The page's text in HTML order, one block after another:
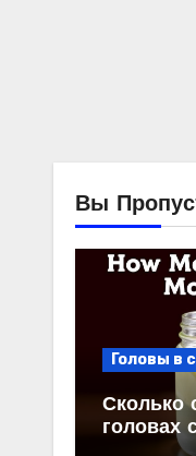
Вы
Головы в
Сколько
головах